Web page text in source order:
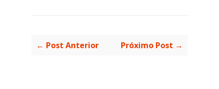
← Post Anterior Próximo Post →